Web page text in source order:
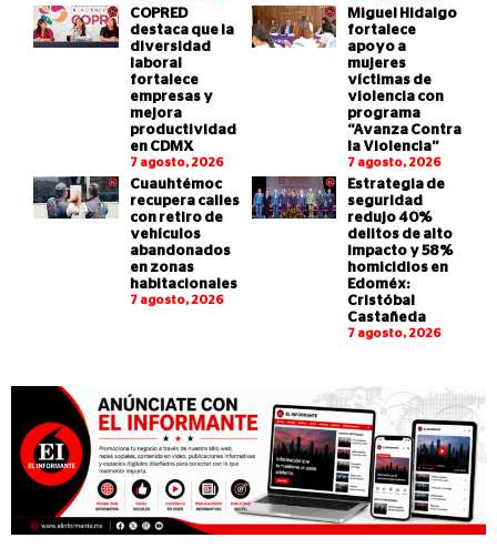
COPRED
destaca que la
diversidad
laboral
fortalece
empresas y
mejora
productividad
en CDMX
7 agosto, 2026
Miguel Hidalgo
fortalece
apoyo a
mujeres
víctimas de
violencia con
programa
“Avanza Contra
la Violencia”
7 agosto, 2026
Cuauhtémoc
recupera calles
con retiro de
vehículos
abandonados
en zonas
habitacionales
7 agosto, 2026
Estrategia de
seguridad
redujo 40%
delitos de alto
impacto y 58%
homicidios en
Edoméx:
Cristóbal
Castañeda
7 agosto, 2026